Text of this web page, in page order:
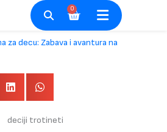
0
Cart
decu: Zabava i avantura na